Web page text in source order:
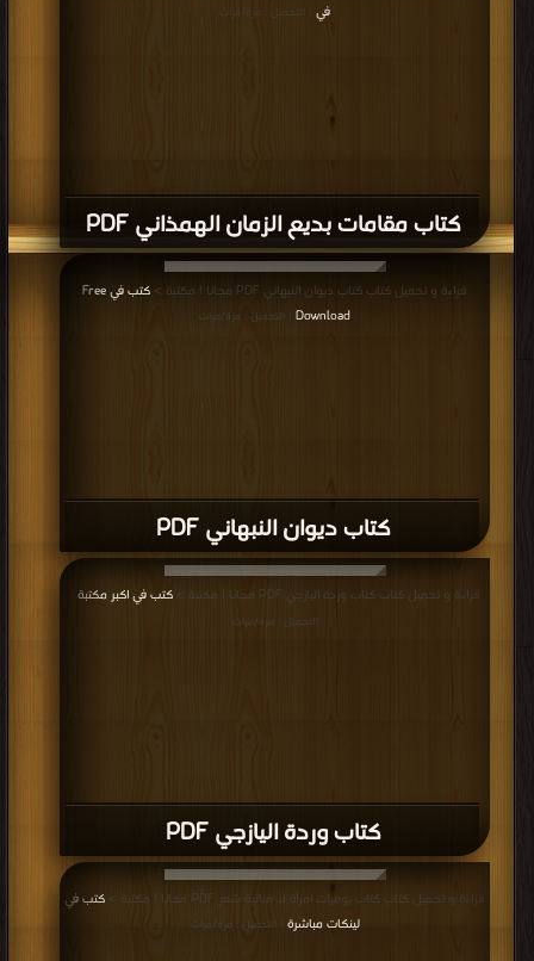
كتاب مقامات بديع الزمان الهمذاني PDF
في
| التحميل : مرة/مرات
كتاب ديوان النبهاني PDF
قراءة و تحميل كتاب كتاب ديوان النبهاني PDF مجانا | مكتبة >
كتب في Free
Download | التحميل : مرة/مرات
كتاب وردة اليازجي PDF
قراءة و تحميل كتاب كتاب وردة اليازجي PDF مجانا | مكتبة > كتب في اكبر مكتبة
التحميل : مرة/مرات
قراءة و تحميل كتاب كتاب يوميات امرأة لا مبالية شعر PDF مجانا | مكتبة >
كتب في
لينكات مباشرة
| التحميل : مرة/مرات